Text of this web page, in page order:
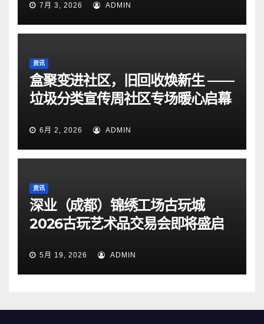
7月 3, 2026 ADMIN
资讯
盒聚变进社区，旧回收焕新生 ——
垃圾分类宣传周社区专场暖心启幕
6月 2, 2026 ADMIN
资讯
深业（成都）锦绣工场古玩城
2026古玩艺术品交易会即将盛启
5月 19, 2026 ADMIN